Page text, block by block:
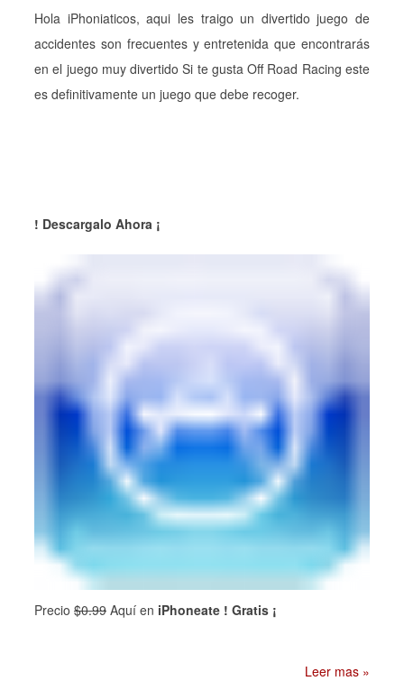
Hola iPhoniaticos, aqui les traigo un divertido juego de
accidentes son frecuentes y entretenida que encontrarás
en el juego muy divertido Si te gusta Off Road Racing este
es definitivamente un juego que debe recoger.
! Descargalo Ahora ¡
Precio $0.99 Aquí en iPhoneate ! Gratis ¡
Leer mas »